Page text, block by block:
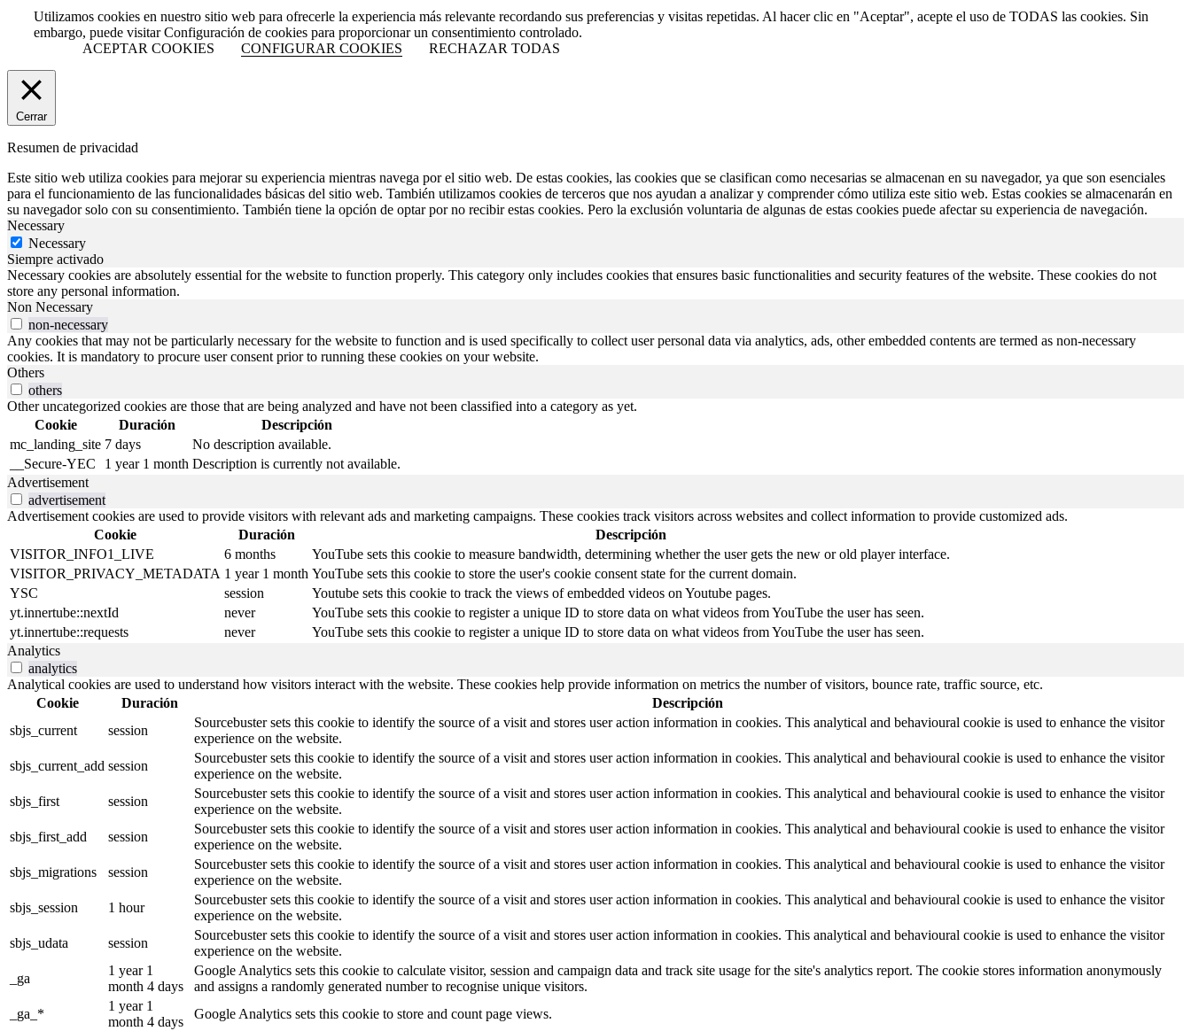
Utilizamos cookies en nuestro sitio web para ofrecerle la experiencia más relevante recordando sus preferencias y visitas repetidas. Al hacer clic en "Aceptar", acepte el uso de TODAS las cookies. Sin
embargo, puede visitar Configuración de cookies para proporcionar un consentimiento controlado.
ACEPTAR COOKIES
CONFIGURAR COOKIES RECHAZAR TODAS
Cerrar
Resumen de privacidad
Este sitio web utiliza cookies para mejorar su experiencia mientras navega por el sitio web. De estas cookies, las cookies que se clasifican como necesarias se almacenan en su navegador, ya que son esenciales
para el funcionamiento de las funcionalidades básicas del sitio web. También utilizamos cookies de terceros que nos ayudan a analizar y comprender cómo utiliza este sitio web. Estas cookies se almacenarán en
su navegador solo con su consentimiento. También tiene la opción de optar por no recibir estas cookies. Pero la exclusión voluntaria de algunas de estas cookies puede afectar su experiencia de navegación.
Necessary
Necessary
Siempre activado
Necessary cookies are absolutely essential for the website to function properly. This category only includes cookies that ensures basic functionalities and security features of the website. These cookies do not
store any personal information.
Non Necessary
non-necessary
Any cookies that may not be particularly necessary for the website to function and is used specifically to collect user personal data via analytics, ads, other embedded contents are termed as non-necessary
cookies. It is mandatory to procure user consent prior to running these cookies on your website.
Others
others
Other uncategorized cookies are those that are being analyzed and have not been classified into a category as yet.
Cookie
Duración
Descripción
mc_landing_site 7 days
No description available.
__Secure-YEC
1 year 1 month Description is currently not available.
Advertisement
advertisement
Advertisement cookies are used to provide visitors with relevant ads and marketing campaigns. These cookies track visitors across websites and collect information to provide customized ads.
Cookie
Duración
Descripción
VISITOR_INFO1_LIVE
6 months
YouTube sets this cookie to measure bandwidth, determining whether the user gets the new or old player interface.
VISITOR_PRIVACY_METADATA 1 year 1 month YouTube sets this cookie to store the user's cookie consent state for the current domain.
YSC
session
Youtube sets this cookie to track the views of embedded videos on Youtube pages.
yt.innertube::nextId
never
YouTube sets this cookie to register a unique ID to store data on what videos from YouTube the user has seen.
yt.innertube::requests
never
YouTube sets this cookie to register a unique ID to store data on what videos from YouTube the user has seen.
Analytics
analytics
Analytical cookies are used to understand how visitors interact with the website. These cookies help provide information on metrics the number of visitors, bounce rate, traffic source, etc.
Cookie
Duración
Descripción
sbjs_current
session
Sourcebuster sets this cookie to identify the source of a visit and stores user action information in cookies. This analytical and behavioural cookie is used to enhance the visitor
experience on the website.
sbjs_current_add session
Sourcebuster sets this cookie to identify the source of a visit and stores user action information in cookies. This analytical and behavioural cookie is used to enhance the visitor
experience on the website.
sbjs_first
session
Sourcebuster sets this cookie to identify the source of a visit and stores user action information in cookies. This analytical and behavioural cookie is used to enhance the visitor
experience on the website.
sbjs_first_add
session
Sourcebuster sets this cookie to identify the source of a visit and stores user action information in cookies. This analytical and behavioural cookie is used to enhance the visitor
experience on the website.
sbjs_migrations
session
Sourcebuster sets this cookie to identify the source of a visit and stores user action information in cookies. This analytical and behavioural cookie is used to enhance the visitor
experience on the website.
sbjs_session
1 hour
Sourcebuster sets this cookie to identify the source of a visit and stores user action information in cookies. This analytical and behavioural cookie is used to enhance the visitor
experience on the website.
sbjs_udata
session
Sourcebuster sets this cookie to identify the source of a visit and stores user action information in cookies. This analytical and behavioural cookie is used to enhance the visitor
experience on the website.
_ga
1 year 1
month 4 days
Google Analytics sets this cookie to calculate visitor, session and campaign data and track site usage for the site's analytics report. The cookie stores information anonymously
and assigns a randomly generated number to recognise unique visitors.
_ga_*
1 year 1
month 4 days
Google Analytics sets this cookie to store and count page views.